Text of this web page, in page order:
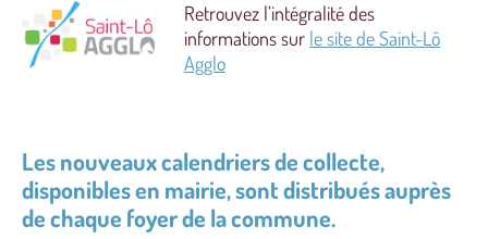
Retrouvez l’intégralité des
informations sur le site de Saint-Lô
Agglo
Les nouveaux calendriers de collecte,
disponibles en mairie, sont distribués auprès
de chaque foyer de la commune.